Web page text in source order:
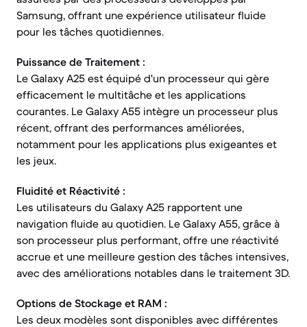
Samsung, offrant une expérience utilisateur fluide
pour les tâches quotidiennes.
Puissance de Traitement :
Le Galaxy A25 est équipé d'un processeur qui gère
efficacement le multitâche et les applications
courantes. Le Galaxy A55 intègre un processeur plus
récent, offrant des performances améliorées,
notamment pour les applications plus exigeantes et
les jeux.
Fluidité et Réactivité :
Les utilisateurs du Galaxy A25 rapportent une
navigation fluide au quotidien. Le Galaxy A55, grâce à
son processeur plus performant, offre une réactivité
accrue et une meilleure gestion des tâches intensives,
avec des améliorations notables dans le traitement 3D.
Options de Stockage et RAM :
Les deux modèles sont disponibles avec différentes